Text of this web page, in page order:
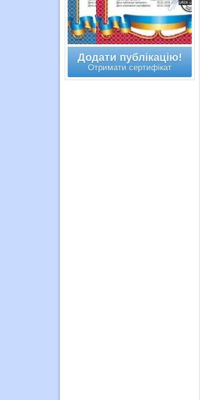
Додати публікацію!
Отримати сертифікат